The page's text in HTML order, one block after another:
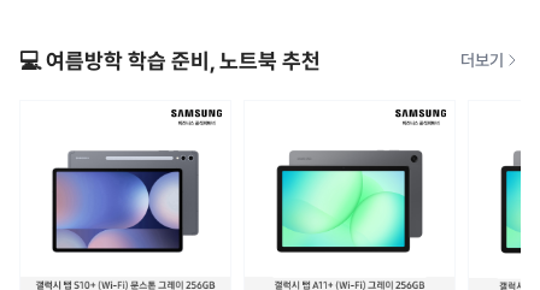
💻 여름방학 학습 준비, 노트북 추천 더보기